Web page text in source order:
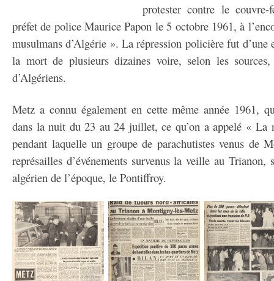
protester contre le
préfet de police Maurice Papon le 5 octobre 1961, à
musulmans d’Algérie ». La répression policière fut d’une
la mort de plusieurs dizaines voire, selon les
d’Algériens.
Metz a connu également en cette même année 1961,
dans la nuit du 23 au 24 juillet, ce qu’on a appelé « La
pendant laquelle un groupe de parachutistes venus de
représailles d’événements survenus la veille au Trianon,
algérien de l’époque, le Pontiffroy.